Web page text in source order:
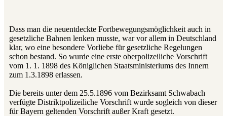
Dass man die neuentdeckte Fortbewegungsmöglichkeit auch in
gesetzliche Bahnen lenken musste, war vor allem in Deutschland
klar, wo eine besondere Vorliebe für gesetzliche Regelungen
schon bestand. So wurde eine erste oberpolizeiliche Vorschrift
vom 1. 1. 1898 des Königlichen Staatsministeriums des Innern
zum 1.3.1898 erlassen.
Die bereits unter dem 25.5.1896 vom Bezirksamt Schwabach
verfügte Distriktpolizeiliche Vorschrift wurde sogleich von dieser
für Bayern geltenden Vorschrift außer Kraft gesetzt.